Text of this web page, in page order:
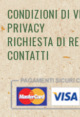
CONDIZIONI DI
PRIVACY
RICHIESTA DI
CONTATTI